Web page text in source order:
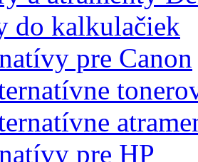
do kalkulačiek
pre Canon
pre HP